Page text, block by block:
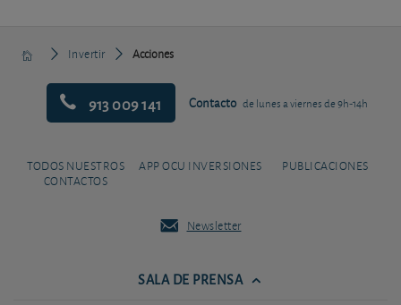
Invertir Acciones
913 009 141 Contacto de lunes a viernes de 9h-14h
TODOS NUESTROS
CONTACTOS
APP OCU INVERSIONES PUBLICACIONES
Newsletter
SALA DE PRENSA